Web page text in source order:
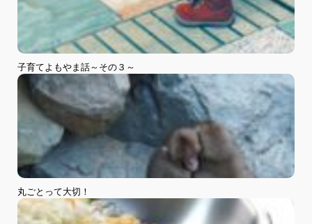
子育てよもやま話～その３～
丸ごとって大切！